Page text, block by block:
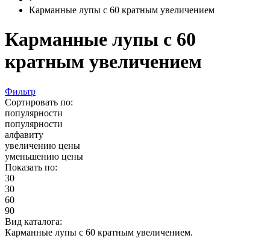
Карманные лупы с 60 кратным увеличением
Карманные лупы с 60
кратным увеличением
Фильтр
Сортировать по:
популярности
популярности
алфавиту
увеличению цены
уменьшению цены
Показать по:
30
30
60
90
Вид каталога:
Карманные лупы с 60 кратным увеличением.